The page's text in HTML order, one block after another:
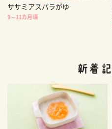
ササミアスパラがゆ
9～11カ月頃